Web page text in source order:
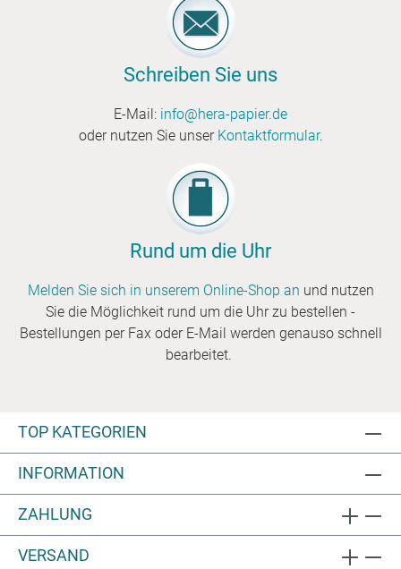
Schreiben Sie uns
E-Mail: info@hera-papier.de
oder nutzen Sie unser Kontaktformular.
Rund um die Uhr
Melden Sie sich in unserem Online-Shop an und nutzen
Sie die Möglichkeit rund um die Uhr zu bestellen -
Bestellungen per Fax oder E-Mail werden genauso schnell
bearbeitet.
TOP KATEGORIEN
INFORMATION
ZAHLUNG
VERSAND